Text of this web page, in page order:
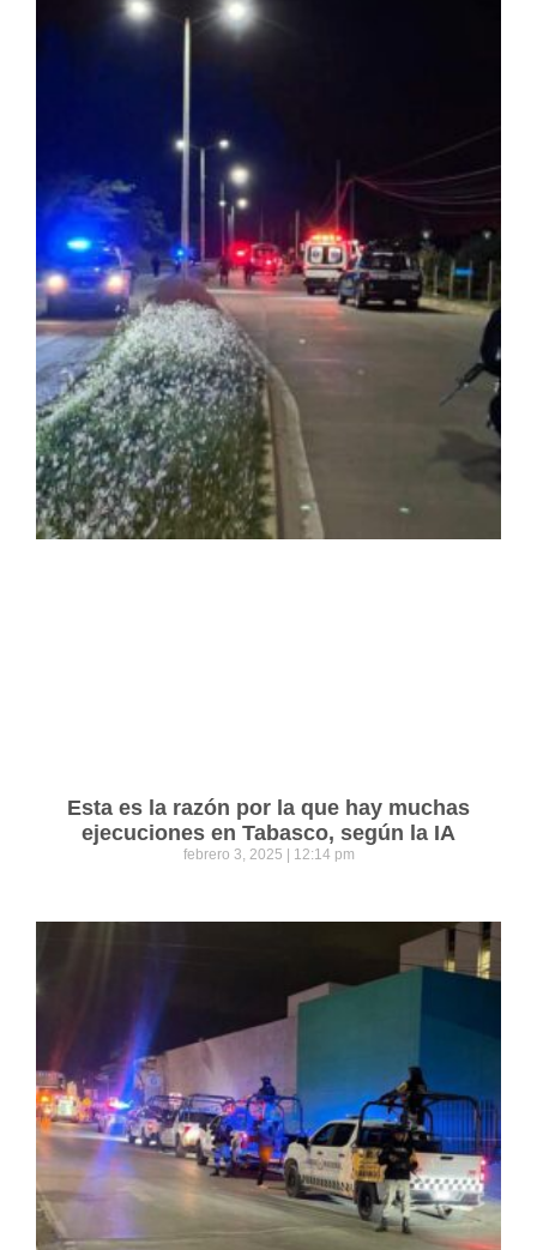
Esta es la razón por la que hay muchas
ejecuciones en Tabasco, según la IA
febrero 3, 2025 12:14 pm